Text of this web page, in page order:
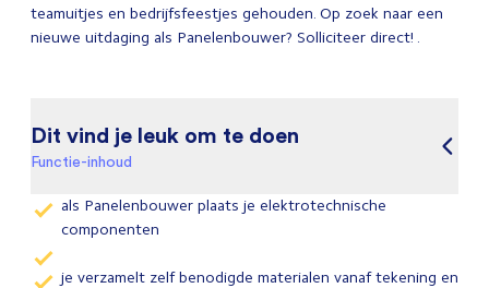
teamuitjes en bedrijfsfeestjes gehouden. Op zoek naar een
nieuwe uitdaging als Panelenbouwer? Solliciteer direct! .
Dit vind je leuk om te doen
Functie-inhoud
als Panelenbouwer plaats je elektrotechnische
componenten
je verzamelt zelf benodigde materialen vanaf tekening en